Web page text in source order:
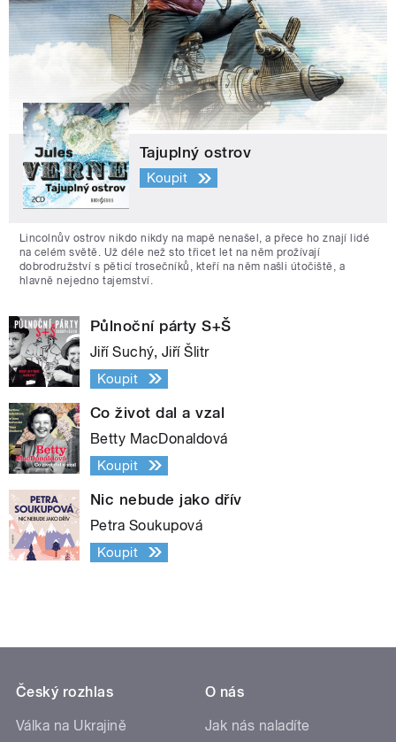
Tajuplný ostrov
Koupit
Lincolnův ostrov nikdo nikdy na mapě nenašel, a přece ho znají lidé
na celém světě. Už déle než sto třicet let na něm prožívají
dobrodružství s pěticí trosečníků, kteří na něm našli útočiště, a
hlavně nejedno tajemství.
Půlnoční párty S+Š
Jiří Suchý, Jiří Šlitr
Koupit
Co život dal a vzal
Betty MacDonaldová
Koupit
Nic nebude jako dřív
Petra Soukupová
Koupit
Český rozhlas
Válka na Ukrajině
O nás
Jak nás naladíte